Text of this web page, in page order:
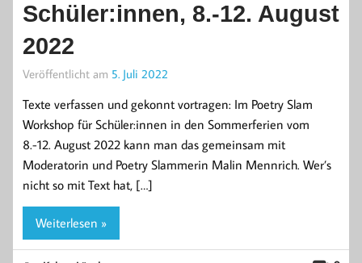
Schüler:innen, 8.-12. August
2022
Veröffentlicht am 5. Juli 2022
Texte verfassen und gekonnt vortragen: Im Poetry Slam
Workshop für Schüler:innen in den Sommerferien vom
8.-12. August 2022 kann man das gemeinsam mit
Moderatorin und Poetry Slammerin Malin Mennrich. Wer’s
nicht so mit Text hat, […]
Weiterlesen »